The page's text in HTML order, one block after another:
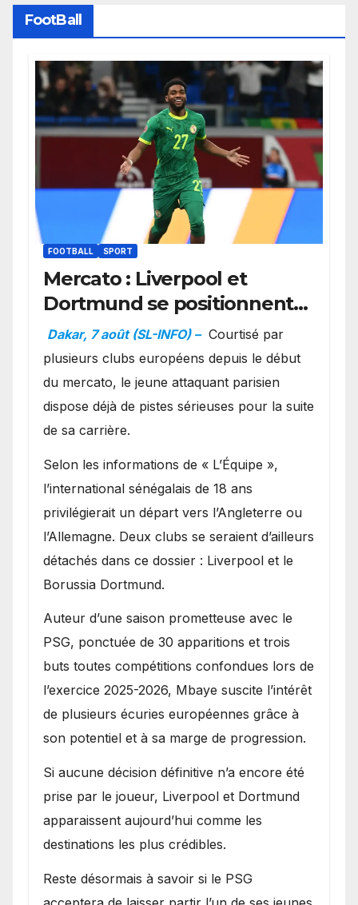
FootBall
FOOTBALL SPORT
Mercato : Liverpool et
Dortmund se positionnent
en favoris pour recruter
Ibrahim Mbaye
Dakar, 7 août (SL-INFO) – Courtisé par
plusieurs clubs européens depuis le début
du mercato, le jeune attaquant parisien
dispose déjà de pistes sérieuses pour la suite
de sa carrière.
Selon les informations de « L’Équipe »,
l’international sénégalais de 18 ans
privilégierait un départ vers l’Angleterre ou
l’Allemagne. Deux clubs se seraient d’ailleurs
détachés dans ce dossier : Liverpool et le
Borussia Dortmund.
Auteur d’une saison prometteuse avec le
PSG, ponctuée de 30 apparitions et trois
buts toutes compétitions confondues lors de
l’exercice 2025-2026, Mbaye suscite l’intérêt
de plusieurs écuries européennes grâce à
son potentiel et à sa marge de progression.
Si aucune décision définitive n’a encore été
prise par le joueur, Liverpool et Dortmund
apparaissent aujourd’hui comme les
destinations les plus crédibles.
Reste désormais à savoir si le PSG